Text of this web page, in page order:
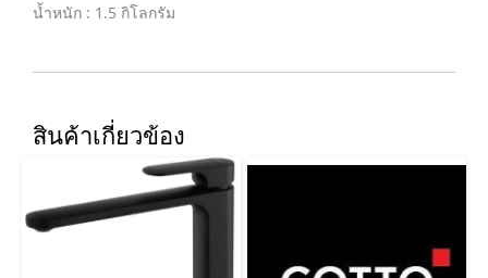
น้ำหนัก : 1.5 กิโลกรัม
สินค้าเกี่ยวข้อง